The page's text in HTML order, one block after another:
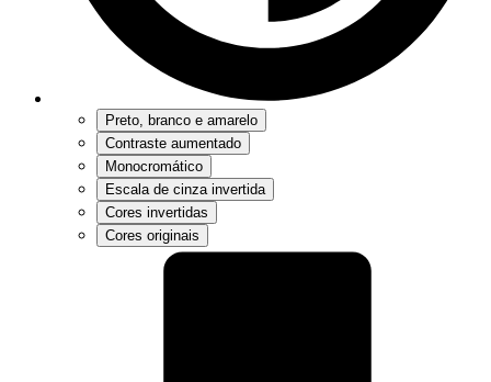
Preto, branco e amarelo
Contraste aumentado
Monocromático
Escala de cinza invertida
Cores invertidas
Cores originais